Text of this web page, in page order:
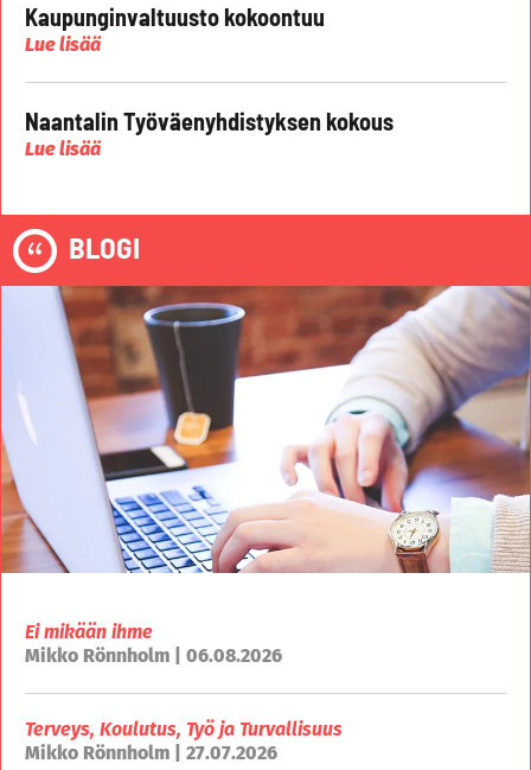
Kaupunginvaltuusto kokoontuu
Lue lisää
Naantalin Työväenyhdistyksen kokous
Lue lisää
BLOGI
Ei mikään ihme
Mikko Rönnholm | 06.08.2026
Terveys, Koulutus, Työ ja Turvallisuus
Mikko Rönnholm | 27.07.2026